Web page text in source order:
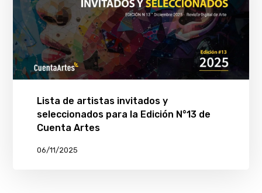
Lista de artistas invitados y
seleccionados para la Edición N°13 de
Cuenta Artes
06/11/2025